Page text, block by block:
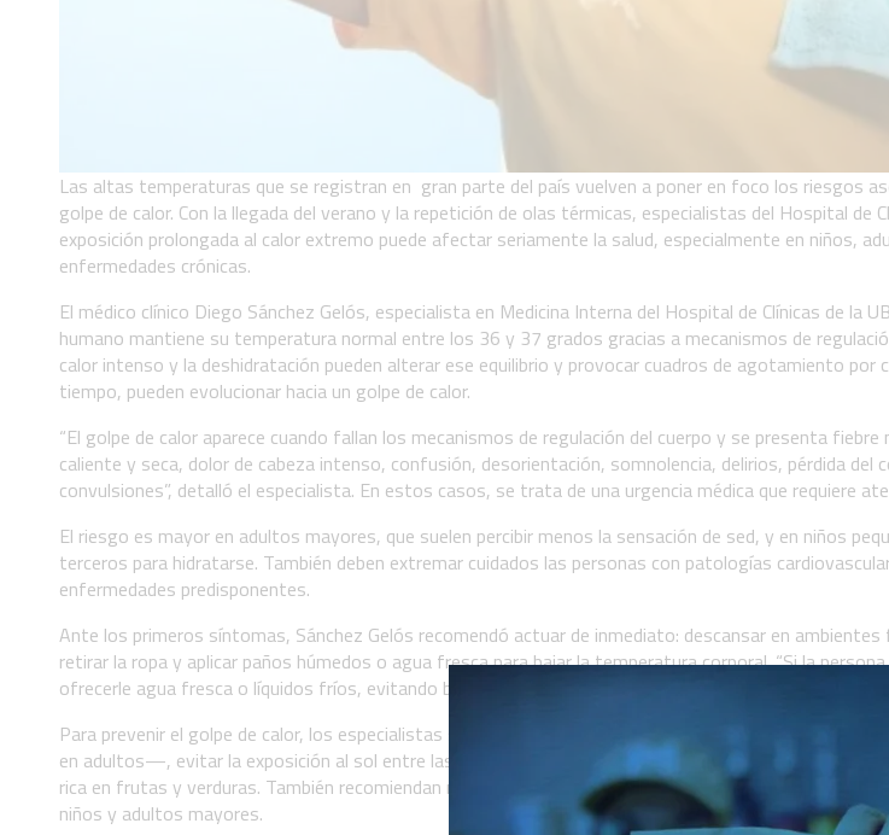
Las altas temperaturas que se registran en gran parte del país vuelven a poner en foco los riesgos
golpe de calor. Con la llegada del verano y la repetición de olas térmicas, especialistas del Hospital de
exposición prolongada al calor extremo puede afectar seriamente la salud, especialmente en niños,
enfermedades crónicas.
El médico clínico Diego Sánchez Gelós, especialista en Medicina Interna del Hospital de Clínicas de la
humano mantiene su temperatura normal entre los 36 y 37 grados gracias a mecanismos de
calor intenso y la deshidratación pueden alterar ese equilibrio y provocar cuadros de agotamiento por
tiempo, pueden evolucionar hacia un golpe de calor.
“El golpe de calor aparece cuando fallan los mecanismos de regulación del cuerpo y se presenta
caliente y seca, dolor de cabeza intenso, confusión, desorientación, somnolencia, delirios, pérdida del
convulsiones”, detalló el especialista. En estos casos, se trata de una urgencia médica que requiere
El riesgo es mayor en adultos mayores, que suelen percibir menos la sensación de sed, y en niños
terceros para hidratarse. También deben extremar cuidados las personas con patologías
enfermedades predisponentes.
Ante los primeros síntomas, Sánchez Gelós recomendó actuar de inmediato: descansar en
retirar la ropa y aplicar paños húmedos o agua fresca para bajar la temperatura corporal. “Si la
ofrecerle agua fresca o líquidos fríos, evitando bebidas azucaradas, alcohólicas o calientes”, indicó.
Para prevenir el golpe de calor, los especialistas sugieren mantener una hidratación constante —al
en adultos—, evitar la exposición al sol entre las 10 y las 17, usar ropa clara, liviana y de algodón, y
rica en frutas y verduras. También recomiendan realizar actividad física en horarios de menor
niños y adultos mayores.